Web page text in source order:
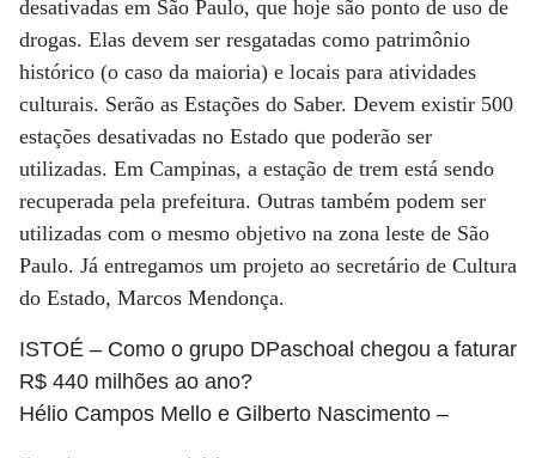
desativadas em São Paulo, que hoje são ponto de uso de
drogas. Elas devem ser resgatadas como patrimônio
histórico (o caso da maioria) e locais para atividades
culturais. Serão as Estações do Saber. Devem existir 500
estações desativadas no Estado que poderão ser
utilizadas. Em Campinas, a estação de trem está sendo
recuperada pela prefeitura. Outras também podem ser
utilizadas com o mesmo objetivo na zona leste de São
Paulo. Já entregamos um projeto ao secretário de Cultura
do Estado, Marcos Mendonça.
ISTOÉ – Como o grupo DPaschoal chegou a faturar
R$ 440 milhões ao ano?
Hélio Campos Mello e Gilberto Nascimento –